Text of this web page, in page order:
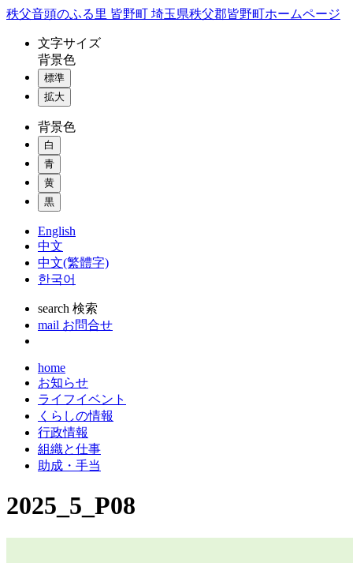
コ
秩父音頭のふる里 皆野町 埼玉県秩父郡皆野町ホームページ
文字サイズ
背景色
標準
拡大
背景色
白
青
黄
黒
English
中文
中文(繁體字)
한국어
search 検索
mail お問合せ
home
お知らせ
ライフイベント
くらしの情報
行政情報
組織と仕事
助成・手当
2025_5_P08